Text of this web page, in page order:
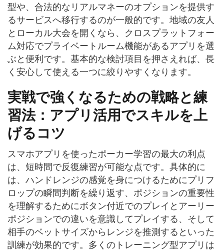
型や、合法的なリアルマネーのオプションを提供す
るサービスへ移行するのが一般的です。地域の友人
とローカル大会を開くなら、クロスプラットフォー
ム対応でプライベートルーム機能があるアプリを選
ぶと便利です。基本的な検討項目を押さえれば、長
く安心して使える一つに絞りやすくなります。
実戦で強くなるための戦略と練
習法：アプリ活用でスキルを上
げるコツ
スマホアプリを使ったポーカー学習の最大の利点
は、短時間で反復練習が可能な点です。具体的に
は、ハンドレンジの感覚を身につけるためにプリフ
ロップの瞬間判断を繰り返す、ポジションの重要性
を理解するためにボタン付近でのプレイとアーリー
ポジションでの違いを意識してプレイする、そして
相手のベットサイズからレンジを推測するといった
訓練が効果的です。多くのトレーニング型アプリは